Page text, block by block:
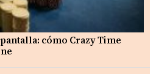
cómo Crazy Time